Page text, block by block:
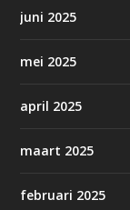
juni 2025
mei 2025
april 2025
maart 2025
februari 2025